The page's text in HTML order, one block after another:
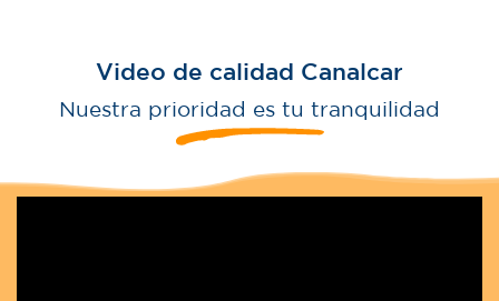
Video de calidad Canalcar
Nuestra prioridad es tu tranquilidad